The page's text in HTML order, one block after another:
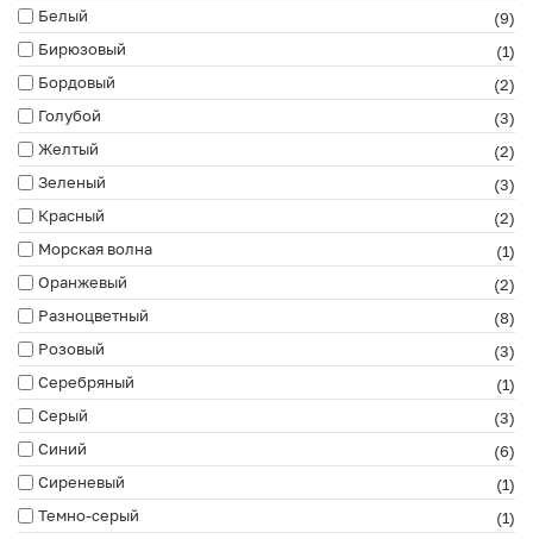
Белый
(9)
Бирюзовый
(1)
Бордовый
(2)
Голубой
(3)
Желтый
(2)
Зеленый
(3)
Красный
(2)
Морская волна
(1)
Оранжевый
(2)
Разноцветный
(8)
Розовый
(3)
Серебряный
(1)
Серый
(3)
Синий
(6)
Сиреневый
(1)
Темно-серый
(1)